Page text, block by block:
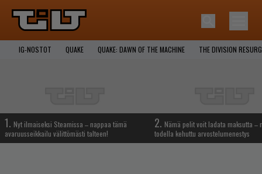
IG-NOSTOT QUAKE QUAKE: DAWN OF THE MACHINE THE DIVISION
1. Nyt ilmaiseksi Steamissa – nappaa tämä
avaruusseikkailu välittömästi talteen!
2. Nämä pelit voit ladata maksutta –
todella kehuttu arvostelumenestys